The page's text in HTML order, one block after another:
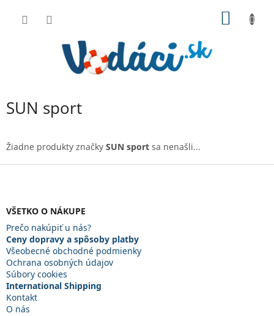
SUN sport
Žiadne produkty značky SUN sport sa nenašli...
Z
VŠETKO O NÁKUPE
Prečo nakúpiť u nás?
Ceny dopravy a spôsoby platby
Všeobecné obchodné podmienky
Ochrana osobných údajov
Súbory cookies
International Shipping
Kontakt
O nás